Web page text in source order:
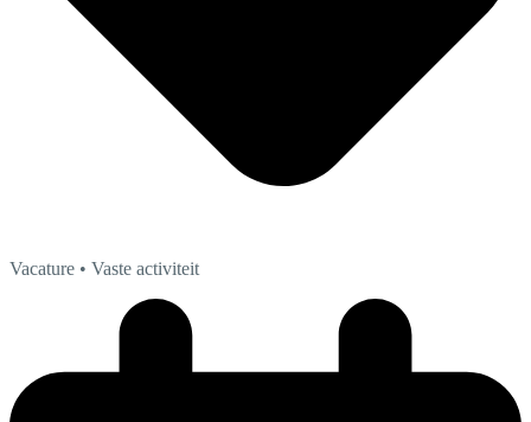
Vacature • Vaste activiteit